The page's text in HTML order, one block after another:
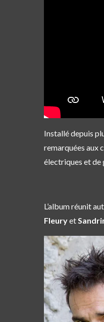
Installé depuis
remarquées aux
électriques et de
L’album réunit
Fleuryet